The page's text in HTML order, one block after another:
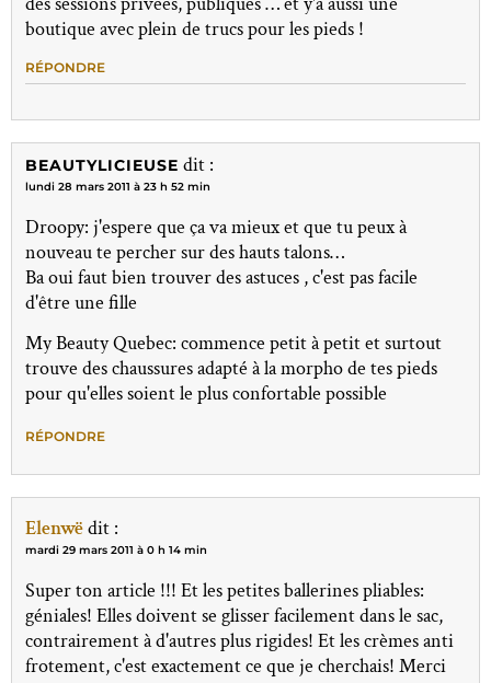
boutique avec plein de trucs pour les pieds !
RÉPONDRE
BEAUTYLICIEUSE dit :
lundi 28 mars 2011 à 23 h 52 min
Droopy: j'espere que ça va mieux et que tu peux à
nouveau te percher sur des hauts talons…
Ba oui faut bien trouver des astuces , c'est pas facile
d'être une fille
My Beauty Quebec: commence petit à petit et surtout
trouve des chaussures adapté à la morpho de tes pieds
pour qu'elles soient le plus confortable possible
RÉPONDRE
Elenwëdit :
mardi 29 mars 2011 à 0 h 14 min
Super ton article !!! Et les petites ballerines pliables:
géniales! Elles doivent se glisser facilement dans le sac,
contrairement à d'autres plus rigides! Et les crèmes anti
frotement, c'est exactement ce que je cherchais! Merci